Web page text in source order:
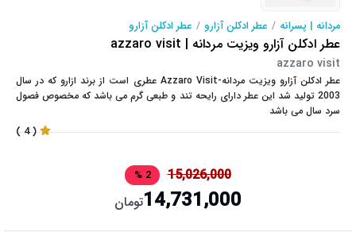
مردانه | پسرانه / عطر ادکلن آزارو / عطر ادکلن آزارو
عطر ادکلن آزارو ویزیت مردانه | azzaro visit
azzaro visit
عطر ادکلن آزارو ویزیت مردانه-Azzaro Visit عطری است از برند ازارو که در سال
2003 تولید شد این عطر دارای رایحه تند و طبعی گرم می باشد که مخصوص فصول
سرد سال می باشد
( 4 )
15,026,000
2 %
14,731,000تومان